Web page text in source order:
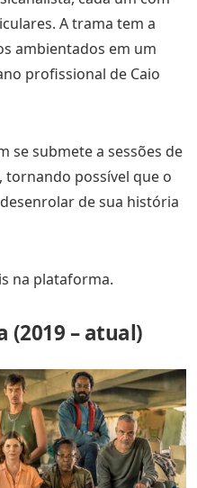
A trama tem a
ambientados em um
profissional de Caio
se submete a sessões de
possível que o
de sua história
na plataforma.
(2019 – atual)